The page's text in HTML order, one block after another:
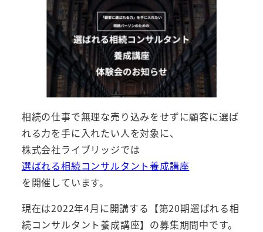
相続の仕事で無理な売り込みをせずに顧客に選ば
れる力を手に入れたい人を対象に、
株式会社ライブリッジでは
選ばれる相続コンサルタント養成講座
を開催しています。
現在は2022年4月に開講する【第20期選ばれる相
続コンサルタント養成講座】の募集期間中です。